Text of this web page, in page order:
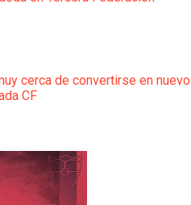
cerca de convertirse en nuevo
CF